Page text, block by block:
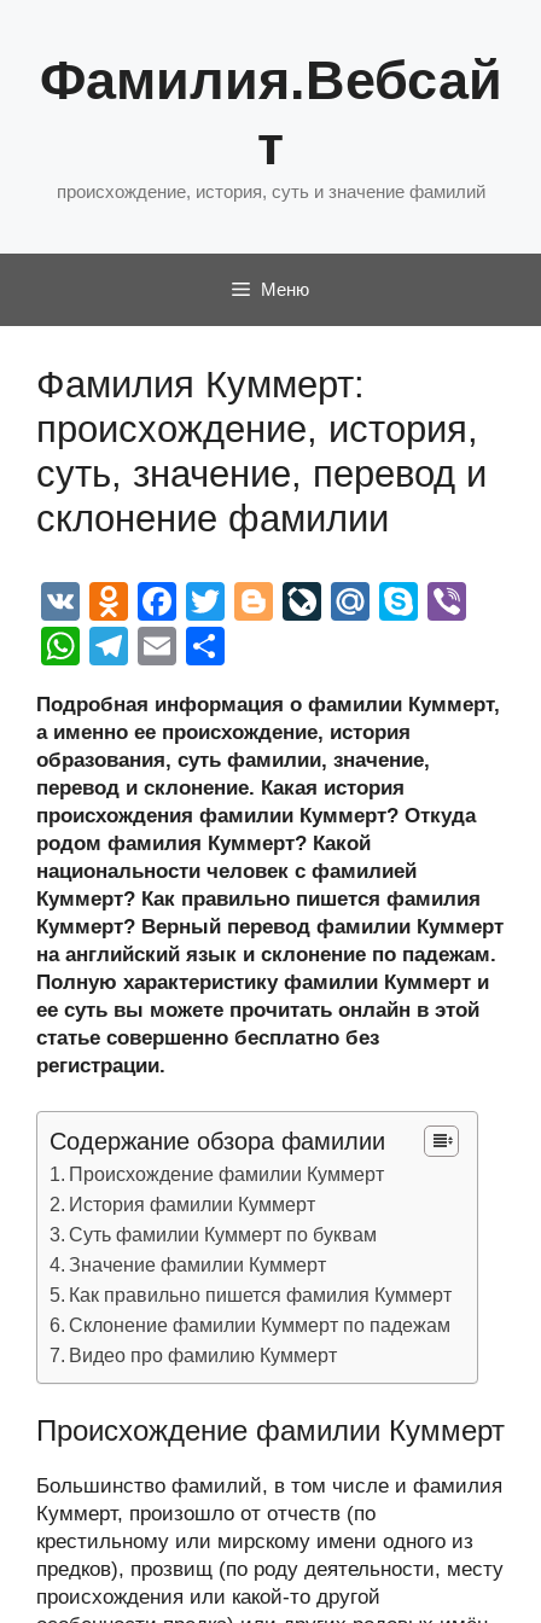
содержимому
Фамилия.Вебсай
т
происхождение, история, суть и значение фамилий
Меню
Фамилия Куммерт:
происхождение, история,
суть, значение, перевод и
склонение фамилии
V
K
O
d
n
o
kl
a
ss
ni
ki
F
a
c
e
b
o
o
k
T
er
Bl
g
er
Li
J
o
ur
n
al
M
u
S
e
W
at
s
A
p
p
T
e
gr
a
m
E
ail р
а
в
и
ть
Подробная информация о фамилии Куммерт,
а именно ее происхождение, история
образования, суть фамилии, значение,
перевод и склонение. Какая история
происхождения фамилии Куммерт? Откуда
родом фамилия Куммерт? Какой
национальности человек с фамилией
Куммерт? Как правильно пишется фамилия
Куммерт? Верный перевод фамилии Куммерт
на английский язык и склонение по падежам.
Полную характеристику фамилии Куммерт и
ее суть вы можете прочитать онлайн в этой
статье совершенно бесплатно без
регистрации.
Содержание обзора фамилии
Происхождение фамилии Куммерт
История фамилии Куммерт
Суть фамилии Куммерт по буквам
Значение фамилии Куммерт
Как правильно пишется фамилия Куммерт
Склонение фамилии Куммерт по падежам
Видео про фамилию Куммерт
Происхождение фамилии Куммерт
Большинство фамилий, в том числе и фамилия
Куммерт, произошло от отчеств (по
крестильному или мирскому имени одного из
предков), прозвищ (по роду деятельности, месту
происхождения или какой-то другой